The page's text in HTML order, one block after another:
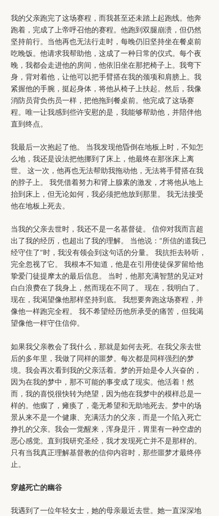
我的父亲跑完了这场赛程，而我甚至还未踏上起跑线。他奔
跑着，完成了上帝呼召他的赛程。他跑到双腿崩溃，但仍然
坚持前行。当他再也无法行走时，每晚仍旧坚持坐在餐桌前
吃晚饭。他请求我帮助他，这成了一种日常的仪式。每个夜
晚，我都会走进他的房间，他依旧坐在那把椅子上。我弯下
身，背对着他，让他可以把手臂搭在我的颈项和肩膀上。我
紧握他的手腕，挺起身体，将他从椅子上扶起。然后，我像
消防员背负伤员一样，把他拖到餐桌前。他完成了这场赛
程。唯一让我感到些许安慰的是，我能够帮助他，并陪伴他
直到终点。
我最后一次抱起了他。 当我发现他昏倒在地板上时，不知怎
么地，我还是设法把他挪到了床上，他最终在那张床上离
世。 这一次，他再也无法帮助我拖动他，无法将手臂搭在我
的脖子上。 我凭借着努力和肾上腺素的激发，才将他从地上
抬到床上，但无论如何，我必须把他放到那里。 我无法接受
他在地板上死去。
当我的父亲去世时，我还不是一名基督徒。 信仰对我而言超
出了我的经历，也超出了我的理解。 当他说：“所信的道我已
经守住了”时，我没有领会到这句话的分量。 我抗拒去聆听，
完全忽视了它。 我根本不知道，他是在引用使徒保罗留给他
挚爱门徒提摩太的最后信息。 当时，他那充满智慧的见证对
白白浪费在了我身上，然而现在不同了。 现在，我明白了。
现在，我渴望像他那样坚持到底。 我想要奔跑这场赛程，并
像他一样跑完全程。 我不希望经历他所承受的痛苦，但我渴
望像他一样守住信仰。
如果我父亲教会了我什么，那就是如何去死。在我父亲去世
后的多年里，我做了同样的噩梦。每次都是同样强烈的梦
境。我会再次看到我的父亲活着。梦的开始是令人兴奋的，
因为在我的梦中，那不可能的事变成了现实。他活着！然
而，我的喜悦很快转为绝望，因为他在我梦中的模样总是一
样的。他瘸了，瘫痪了，毫无希望和无助地死去。梦中的场
景从来不是一个健康、充满活力的父亲，而是一个陷入死亡
挣扎的父亲。我会一觉醒来，浑身是汗，胃里有一种空虚的
恶心感觉。直到我研究圣经，我才发现死亡并不是那样的。
只有当我真正理解基督教的信仰内容时，那些噩梦才最终停
止。
穿越死亡的幽谷
我遇到了一位年轻女士，她的母亲最近去世。她一直深深地